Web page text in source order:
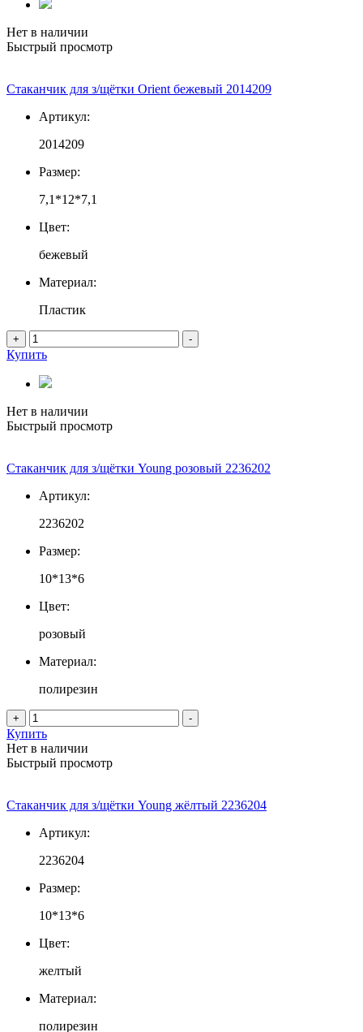
Нет в наличии
Быстрый просмотр
Стаканчик для з/щётки Orient бежевый 2014209
Артикул:
2014209
Размер:
7,1*12*7,1
Цвет:
бежевый
Материал:
Пластик
+ -
Купить
Нет в наличии
Быстрый просмотр
Стаканчик для з/щётки Young розовый 2236202
Артикул:
2236202
Размер:
10*13*6
Цвет:
розовый
Материал:
полирезин
+ -
Купить
Нет в наличии
Быстрый просмотр
Стаканчик для з/щётки Young жёлтый 2236204
Артикул:
2236204
Размер:
10*13*6
Цвет:
желтый
Материал:
полирезин